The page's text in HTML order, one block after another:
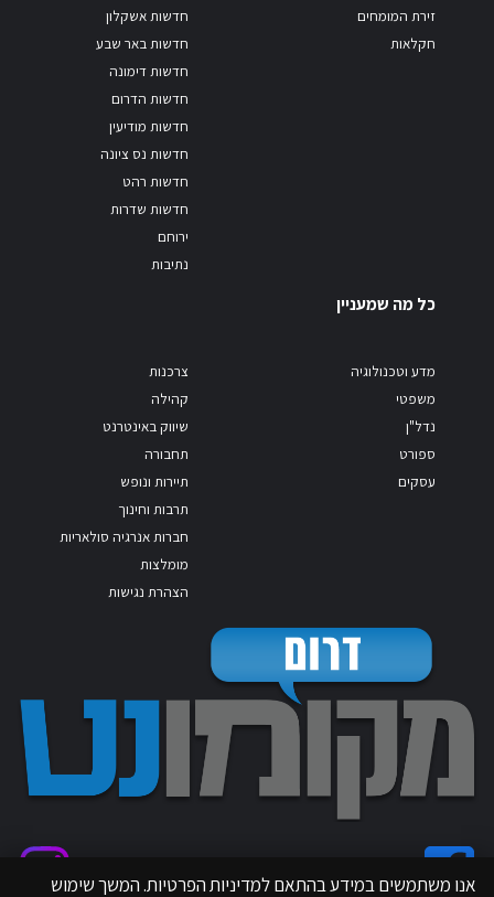
זירת המומחים
חקלאות
חדשות אשקלון
חדשות באר שבע
חדשות דימונה
חדשות הדרום
חדשות מודיעין
חדשות נס ציונה
חדשות רהט
חדשות שדרות
ירוחם
נתיבות
כל מה שמעניין
מדע וטכנולוגיה
משפטי
נדל"ן
ספורט
עסקים
צרכנות
קהילה
שיווק באינטרנט
תחבורה
תיירות ונופש
תרבות וחינוך
חברות אנרגיה סולאריות
מומלצות
הצהרת נגישות
אנו משתמשים במידע בהתאם למדיניות הפרטיות. המשך שימוש